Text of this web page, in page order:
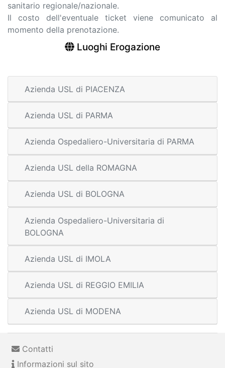
sanitario regionale/nazionale.
Il costo dell'eventuale ticket viene comunicato al
momento della prenotazione.
Luoghi Erogazione
Azienda USL di PIACENZA
Azienda USL di PARMA
Azienda Ospedaliero-Universitaria di PARMA
Azienda USL della ROMAGNA
Azienda USL di BOLOGNA
Azienda Ospedaliero-Universitaria di
BOLOGNA
Azienda USL di IMOLA
Azienda USL di REGGIO EMILIA
Azienda USL di MODENA
Contatti
Informazioni sul sito